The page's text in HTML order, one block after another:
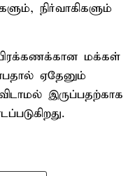
நிர்வாகிகளும்
மக்கள்
ஏதேனும்
இருப்பதற்காக